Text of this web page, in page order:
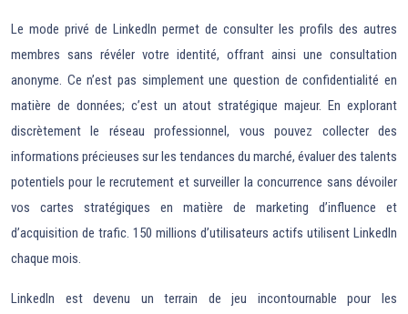
Le mode privé de LinkedIn permet de consulter les profils des autres
membres sans révéler votre identité, offrant ainsi une consultation
anonyme. Ce n’est pas simplement une question de confidentialité en
matière de données; c’est un atout stratégique majeur. En explorant
discrètement le réseau professionnel, vous pouvez collecter des
informations précieuses sur les tendances du marché, évaluer des talents
potentiels pour le recrutement et surveiller la concurrence sans dévoiler
vos cartes stratégiques en matière de marketing d’influence et
d’acquisition de trafic. 150 millions d’utilisateurs actifs utilisent LinkedIn
chaque mois.
LinkedIn est devenu un terrain de jeu incontournable pour les